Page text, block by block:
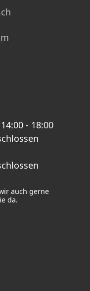
ch
- 18:00
auch gerne
da.